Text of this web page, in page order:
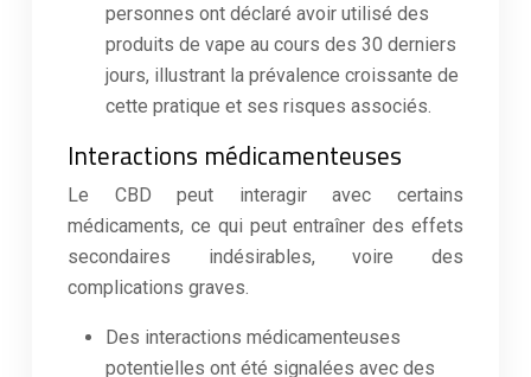
personnes ont déclaré avoir utilisé des
produits de vape au cours des 30 derniers
jours, illustrant la prévalence croissante de
cette pratique et ses risques associés.
Interactions médicamenteuses
Le CBD peut interagir avec certains
médicaments, ce qui peut entraîner des effets
secondaires indésirables, voire des
complications graves.
Des interactions médicamenteuses
potentielles ont été signalées avec des